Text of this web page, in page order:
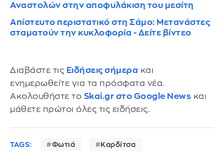
Αναστολών στην αποφυλάκιση του μεσίτη
Απίστευτο περιστατικό στη Σάμο: Mετανάστες
σταματούν την κυκλοφορία - Δείτε βίντεο
Διαβάστε τις Ειδήσεις σήμερα και
ενημερωθείτε για τα πρόσφατα νέα.
Ακολουθήστε το Skai.gr στο Google News και
μάθετε πρώτοι όλες τις ειδήσεις.
TAGS: Φωτιά Καρδίτσα